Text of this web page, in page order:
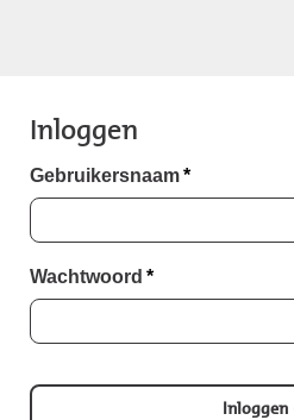
Inloggen
Gebruikersnaam*
Wachtwoord *
Inloggen